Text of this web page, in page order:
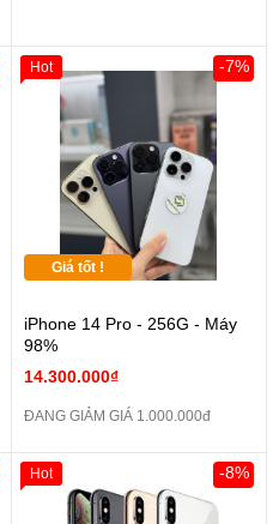
Giá tốt !
iPhone 14 Pro - 256G - Máy
98%
14.300.000₫
-7%
ĐANG GIẢM GIÁ 1.000.000đ
Hot
-8%
Hot